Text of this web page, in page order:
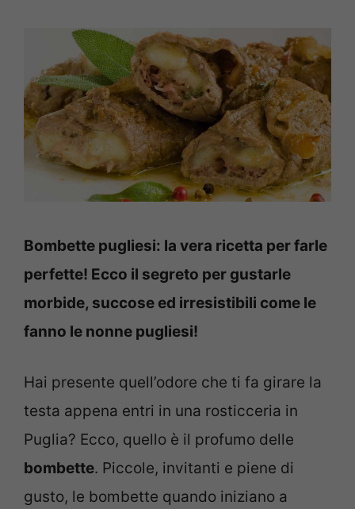
Bombette pugliesi: la vera ricetta per farle
perfette! Ecco il segreto per gustarle
morbide, succose ed irresistibili come le
fanno le nonne pugliesi!
Hai presente quell’odore che ti fa girare la
testa appena entri in una rosticceria in
Puglia? Ecco, quello è il profumo delle
bombette. Piccole, invitanti e piene di
gusto, le bombette quando iniziano a